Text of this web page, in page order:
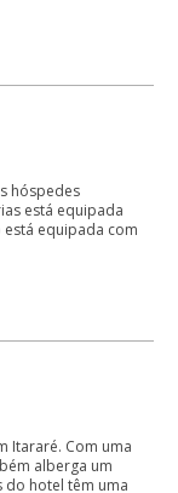
hóspedes
equipada com
Itararé. Com uma
alberga um